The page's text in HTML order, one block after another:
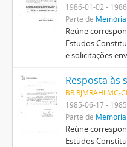
1986-01-02 -
Parte de
Reúne
Estudos
e solicitações
BR RJMRAHI MC-
1985-06-17 -
Parte de
Reúne
Estudos